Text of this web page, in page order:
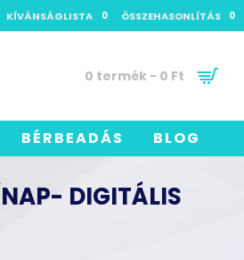
KÍVÁNSÁGLISTA 0 ÖSSZEHASONLÍTÁS 0
0 termék - 0 Ft
BÉRBEADÁS BLOG
DIGITÁLIS